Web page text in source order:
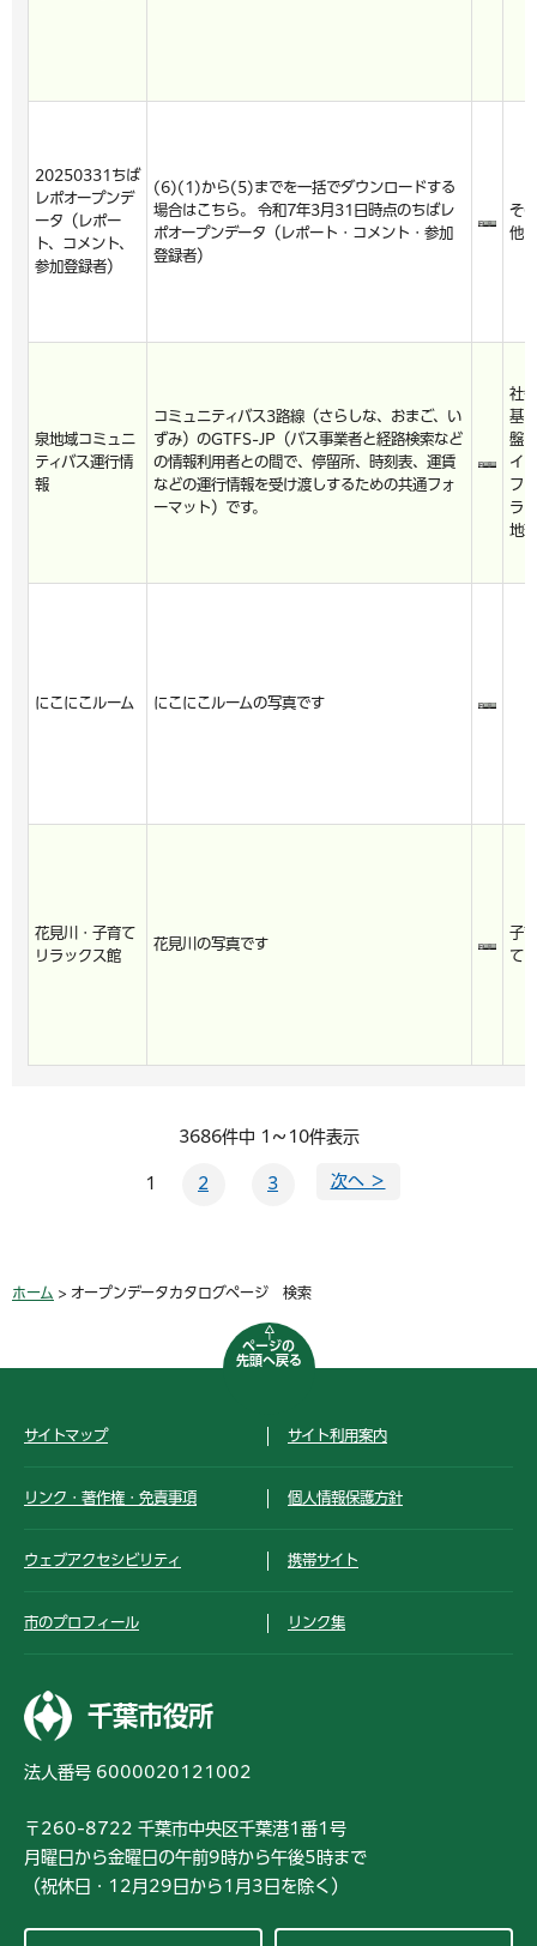
20250331ちば
レポオープンデ
ータ（レポー
ト、コメント、
参加登録者）
(6)(1)から(5)までを一括でダウンロードする
場合はこちら。 令和7年3月31日時点のちばレ
ポオープンデータ（レポート・コメント・参加
登録者）
その
他
泉地域コミュニ
ティバス運行情
報
コミュニティバス3路線（さらしな、おまご、い
ずみ）のGTFS-JP（バス事業者と経路検索など
の情報利用者との間で、停留所、時刻表、運賃
などの運行情報を受け渡しするための共通フォ
ーマット）です。
社会
基
盤・
イン
フ
ラ・
地理
にこにこルーム にこにこルームの写真です
花見川・子育て
リラックス館
花見川の写真です
子育
て
3686件中 1～10件表示
1 2 3 次へ ＞
ホーム > オープンデータカタログページ 検索
ページの
先頭へ戻る
サイトマップ サイト利用案内
リンク・著作権・免責事項 個人情報保護方針
ウェブアクセシビリティ 携帯サイト
市のプロフィール リンク集
千葉市役所
法人番号 6000020121002
〒260-8722 千葉市中央区千葉港1番1号
月曜日から金曜日の午前9時から午後5時まで
（祝休日・12月29日から1月3日を除く）